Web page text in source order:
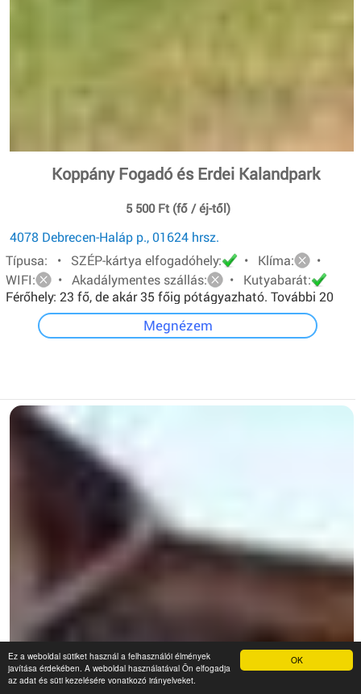
OK
Ez a weboldal sütiket használ a felhasználói élmények
javítása érdekében. A weboldal használatával Ön elfogadja
az adat és süti kezelésére vonatkozó irányelveket.
Koppány Fogadó és Erdei Kalandpark
5 500 Ft (fő / éj-től)
4078 Debrecen-Haláp p., 01624 hrsz.
Típusa: • SZÉP-kártya elfogadóhely:
• Klíma:
•
WIFI:
• Akadálymentes szállás:
• Kutyabarát:
Férőhely: 23 fő, de akár 35 főig pótágyazható. További 20
főt pedig sátorban tudunk elhelyezni.
Megnézem